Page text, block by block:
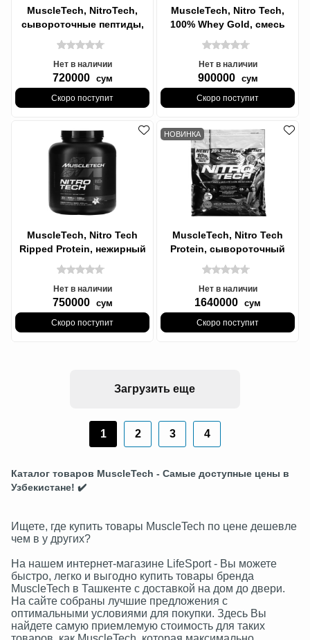
MuscleTech, NitroTech,
сывороточные пептиды,
1,81 кг (4 фунта)
Нет в наличии
720000 сум
Скоро поступит
MuscleTech, Nitro Tech,
100% Whey Gold, смесь
сывороточных пептидов и
изолята,
Нет в наличии
900000 сум
Скоро поступит
MuscleTech, Nitro Tech
Ripped Protein, нежирный
белок + потеря веса,
Протеин
Нет в наличии
750000 сум
Скоро поступит
НОВИНКА
MuscleTech, Nitro Tech
Protein, сывороточный
изолят и пептиды для
роста сухой
Нет в наличии
1640000 сум
Скоро поступит
Загрузить еще
1 2 3 4
Каталог товаров MuscleTech - Самые доступные цены в
Узбекистане! ✔️
Ищете, где купить товары MuscleTech по цене дешевле
чем в у других?
На нашем интернет-магазине LifeSport - Вы можете
быстро, легко и выгодно купить товары бренда
MuscleTech в Ташкенте с доставкой на дом до двери.
На сайте собраны лучшие предложения с
оптимальными условиями для покупки. Здесь Вы
найдете самую приемлемую стоимость для таких